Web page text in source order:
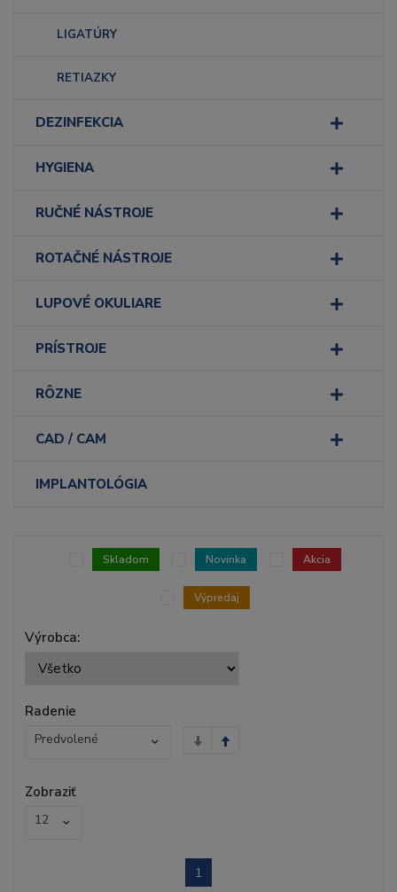
LIGATÚRY
RETIAZKY
DEZINFEKCIA
HYGIENA
RUČNÉ NÁSTROJE
ROTAČNÉ NÁSTROJE
LUPOVÉ OKULIARE
PRÍSTROJE
RÔZNE
CAD / CAM
IMPLANTOLÓGIA
Výrobca:
Skladom Novinka Akcia
Výpredaj
Radenie
Predvolené
Zobraziť
12
1